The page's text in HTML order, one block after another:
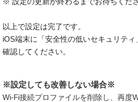
以上で設定は完了です。
iOS端末に「安全性の低いセキュリテ
確認してください。
※設定しても改善しない場合※
Wi-Fi接続プロファイルを削除し、再度